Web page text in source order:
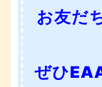
お友だ
ぜひ